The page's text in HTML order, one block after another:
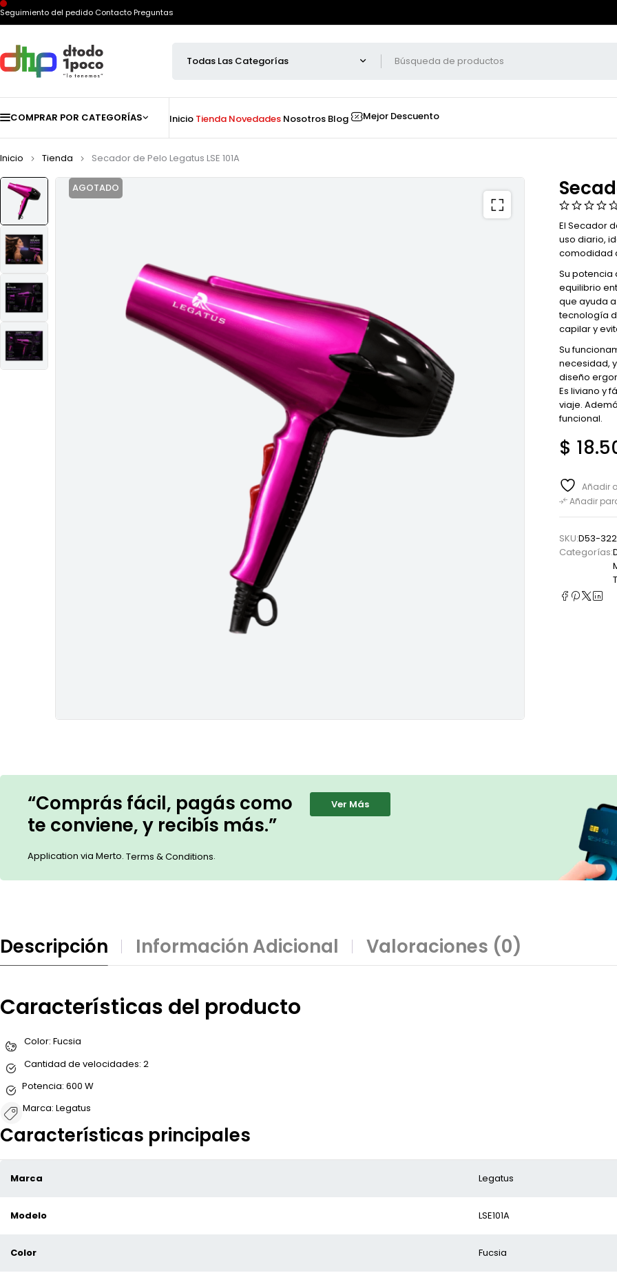
Seguimiento del pedido ContactoPreguntas
COMPRAR POR CATEGORÍAS Inicio Tienda Novedades Nosotros Blog Mejor Descuento
Inicio Tienda Secador de Pelo Legatus LSE 101A
AGOTADO
El Secador
uso diario,
comodidad
Su potencia
equilibrio
que ayuda
tecnología
capilar y
Su
necesidad,
diseño
Es liviano y
viaje.
funcional.
$
Añadir
Añadir
SKU:D53-
Categorías:
“Comprás fácil, pagás como
te conviene, y recibís más.”
Application via Merto. Terms & Conditions.
Ver Más
Descripción Información Adicional Valoraciones (0)
Características del producto
Color: Fucsia
Cantidad de velocidades: 2
Potencia: 600 W
Marca: Legatus
Características principales
Marca Legatus
Modelo LSE101A
Color Fucsia